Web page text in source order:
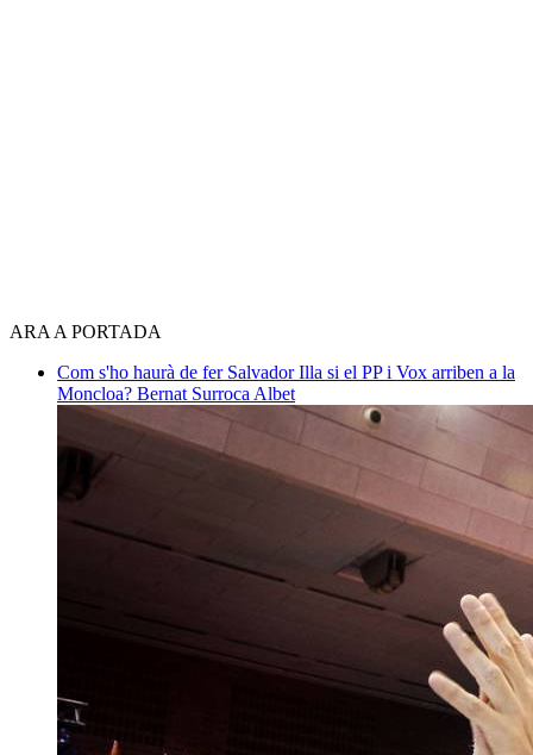
ARA A PORTADA
Com s'ho haurà de fer Salvador Illa si el PP i Vox arriben a la
Moncloa? Bernat Surroca Albet